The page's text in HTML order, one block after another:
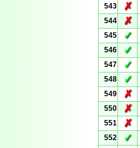
543
✗
544
✗
545
✓
546
✓
547
✓
548
✓
549
✗
550
✗
551
✗
552
✓